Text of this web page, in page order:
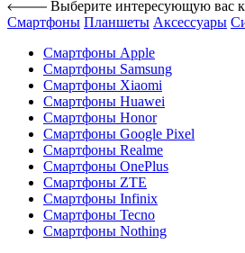
Выберите интересующую вас
Смартфоны Планшеты Аксессуары
Смартфоны Apple
Смартфоны Samsung
Смартфоны Xiaomi
Смартфоны Huawei
Смартфоны Honor
Смартфоны Google Pixel
Смартфоны Realme
Смартфоны OnePlus
Смартфоны ZTE
Смартфоны Infinix
Смартфоны Tecno
Смартфоны Nothing